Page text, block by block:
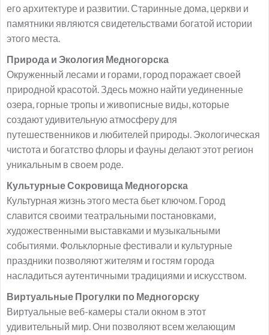
его архитектуре и развитии. Старинные дома, церкви и
памятники являются свидетельствами богатой истории
этого места.
Природа и Экология Медногорска
Окруженный лесами и горами, город поражает своей
природной красотой. Здесь можно найти уединенные
озера, горные тропы и живописные виды, которые
создают удивительную атмосферу для
путешественников и любителей природы. Экологическая
чистота и богатство флоры и фауны делают этот регион
уникальным в своем роде.
Культурные Сокровища Медногорска
Культурная жизнь этого места бьет ключом. Город
славится своими театральными постановками,
художественными выставками и музыкальными
событиями. Фольклорные фестивали и культурные
праздники позволяют жителям и гостям города
насладиться аутентичными традициями и искусством.
Виртуальные Прогулки по Медногорску
Виртуальные веб-камеры стали окном в этот
удивительный мир. Они позволяют всем желающим